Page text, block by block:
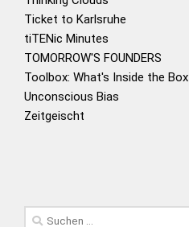
Ticket to Karlsruhe
tiTENic Minutes
TOMORROW'S FOUNDERS
Toolbox: What's Inside the Box
Unconscious Bias
Zeitgeischt